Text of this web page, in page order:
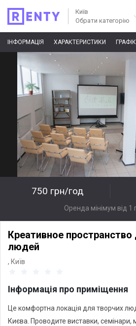
Київ
Обрати категорію
ІНФОРМАЦІЯ ХАРАКТЕРИСТИКИ
750 грн/год
Оренда мінімум від 1
Креативное
людей
, Київ
Інформація про приміщення
Це комфортна локація для творчих
Києва. Проводите виставки, семінари,